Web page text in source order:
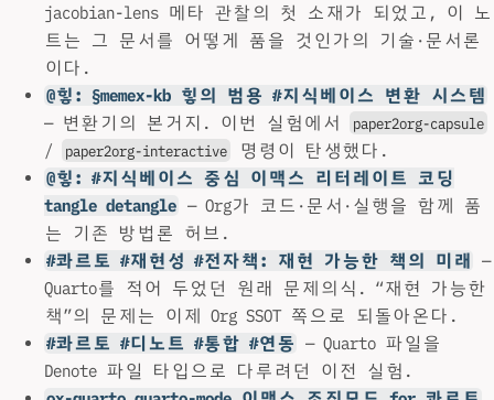
jacobian-lens 메타 관찰의 첫 소재가 되었고, 이 노
트는 그 문서를 어떻게 품을 것인가의 기술·문서론
이다.
@힣: §memex-kb 힣의 범용 #지식베이스 변환 시스템
— 변환기의 본거지. 이번 실험에서
paper2org-capsule
/ paper2org-interactive
명령이 탄생했다.
@힣: #지식베이스 중심 이맥스 리터레이트 코딩
tangle detangle — Org가 코드·문서·실행을 함께 품
는 기존 방법론 허브.
#콰르토 #재현성 #전자책: 재현 가능한 책의 미래 —
Quarto를 적어 두었던 원래 문제의식. “재현 가능한
책”의 문제는 이제 Org SSOT 쪽으로 되돌아온다.
#콰르토 #디노트 #통합 #연동 — Quarto 파일을
Denote 파일 타입으로 다루려던 이전 실험.